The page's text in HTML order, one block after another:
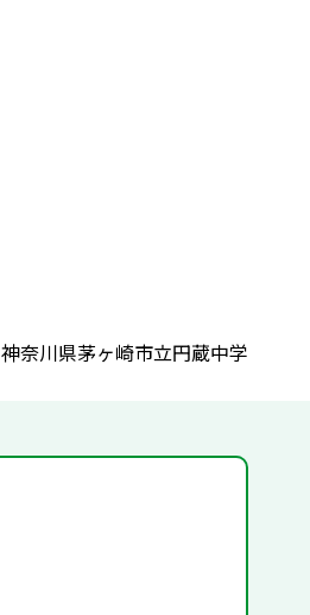
神奈川県茅ヶ崎市立円蔵中学